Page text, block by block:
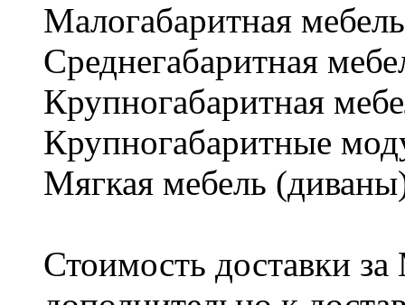
Малогабаритная
Cреднегабаритная
Крупногабаритная
Крупногабаритные
Мягкая мебель
Стоимость доставки